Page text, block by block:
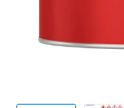
Båtpleie/Opplag